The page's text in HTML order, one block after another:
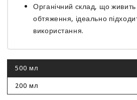
Органічний склад, що
обтяження, ідеально
використання.
500 мл
Цей
варіант
роспродано
200 мл
Цей
варіант